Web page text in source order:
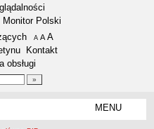
Monitor Polski
A pomniejsz czcionkę
A standardowy rozmiar czcionki
A
Kontakt
obsługi
MENU